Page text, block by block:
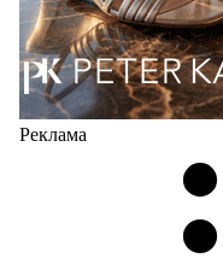
Реклама